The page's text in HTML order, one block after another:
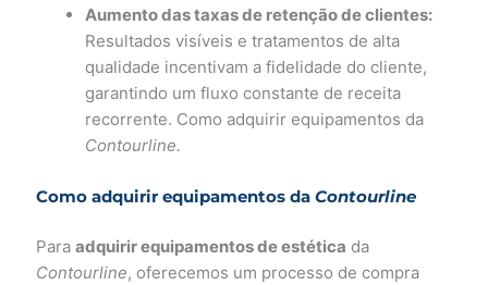
Aumento das taxas de retenção de clientes:
Resultados visíveis e tratamentos de alta
qualidade incentivam a fidelidade do cliente,
garantindo um fluxo constante de receita
recorrente. Como adquirir equipamentos da
Contourline.
Como adquirir equipamentos daContourline
Paraadquirir equipamentos de estética da
Contourline, oferecemos um processo de compra